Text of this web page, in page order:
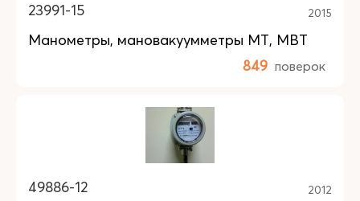
23991-15 2015
Манометры, мановакуумметры МТ, МВТ
849 поверок
49886-12 2012